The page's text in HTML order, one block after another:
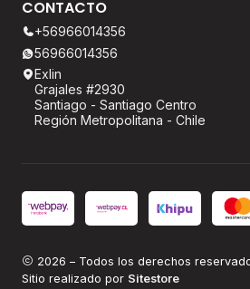
CONTACTO
+56966014356
56966014356
Exlin
Grajales #2930
Santiago - Santiago Centro
Región Metropolitana - Chile
2026 – Todos los derechos
Sitio realizado por Sitestore